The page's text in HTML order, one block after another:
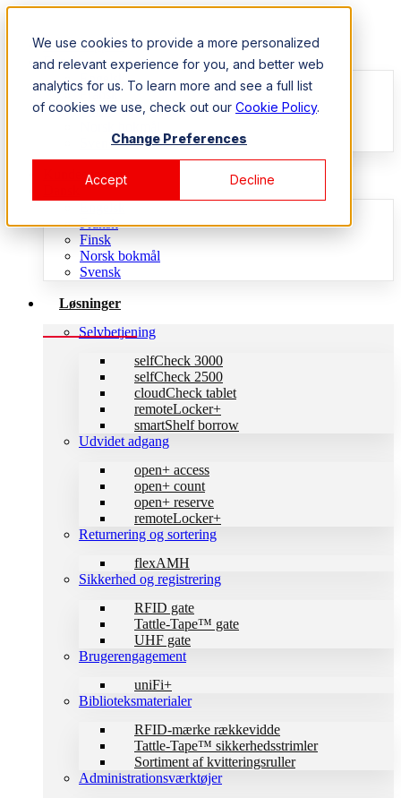
We use cookies to provide a more personalized
and relevant experience for you, and better web
analytics for us. To learn more and see a full list
of cookies we use, check out our Cookie Policy.
Change Preferences
Accept Decline
Kundesupport
Dansk
Engelsk
Fransk
Finsk
Svensk
Kundesupport
Fransk
Finsk
Norsk bokmål
Svensk
Løsninger
Selvbetjening
selfCheck 3000
selfCheck 2500
cloudCheck tablet
remoteLocker+
smartShelf borrow
Udvidet adgang
open+ access
open+ count
open+ reserve
remoteLocker+
Returnering og sortering
flexAMH
Sikkerhed og registrering
RFID gate
Tattle-Tape™ gate
UHF gate
Brugerengagement
uniFi+
Biblioteksmaterialer
RFID-mærke rækkevidde
Tattle-Tape™ sikkerhedsstrimler
Sortiment af kvitteringsruller
Administrationsværktøjer